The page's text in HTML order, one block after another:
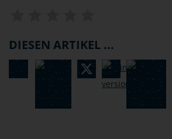
DIESEN ARTIKEL ...